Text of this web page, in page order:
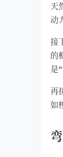
天
动
接
的
是
再
如